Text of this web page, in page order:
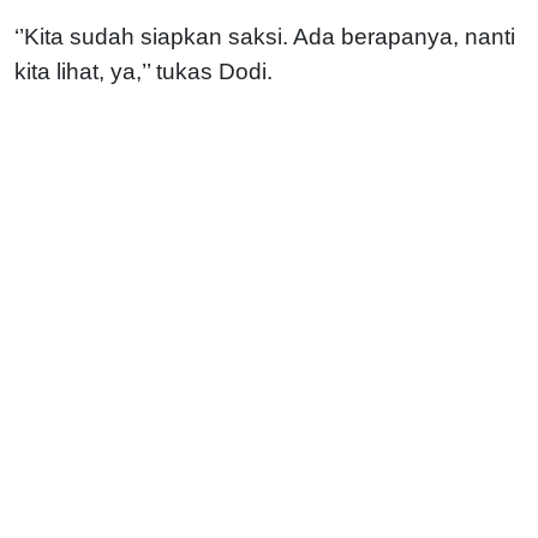
‘’Kita sudah siapkan saksi. Ada berapanya, nanti
kita lihat, ya,’’ tukas Dodi.